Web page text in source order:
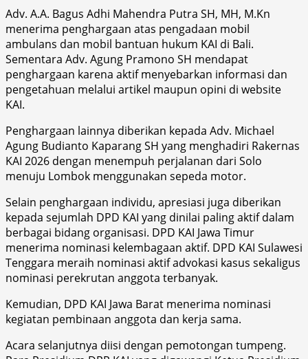
Adv. A.A. Bagus Adhi Mahendra Putra SH, MH, M.Kn
menerima penghargaan atas pengadaan mobil
ambulans dan mobil bantuan hukum KAI di Bali.
Sementara Adv. Agung Pramono SH mendapat
penghargaan karena aktif menyebarkan informasi dan
pengetahuan melalui artikel maupun opini di website
KAI.
Penghargaan lainnya diberikan kepada Adv. Michael
Agung Budianto Kaparang SH yang menghadiri Rakernas
KAI 2026 dengan menempuh perjalanan dari Solo
menuju Lombok menggunakan sepeda motor.
Selain penghargaan individu, apresiasi juga diberikan
kepada sejumlah DPD KAI yang dinilai paling aktif dalam
berbagai bidang organisasi. DPD KAI Jawa Timur
menerima nominasi kelembagaan aktif. DPD KAI Sulawesi
Tenggara meraih nominasi aktif advokasi kasus sekaligus
nominasi perekrutan anggota terbanyak.
Kemudian, DPD KAI Jawa Barat menerima nominasi
kegiatan pembinaan anggota dan kerja sama.
Acara selanjutnya diisi dengan pemotongan tumpeng.